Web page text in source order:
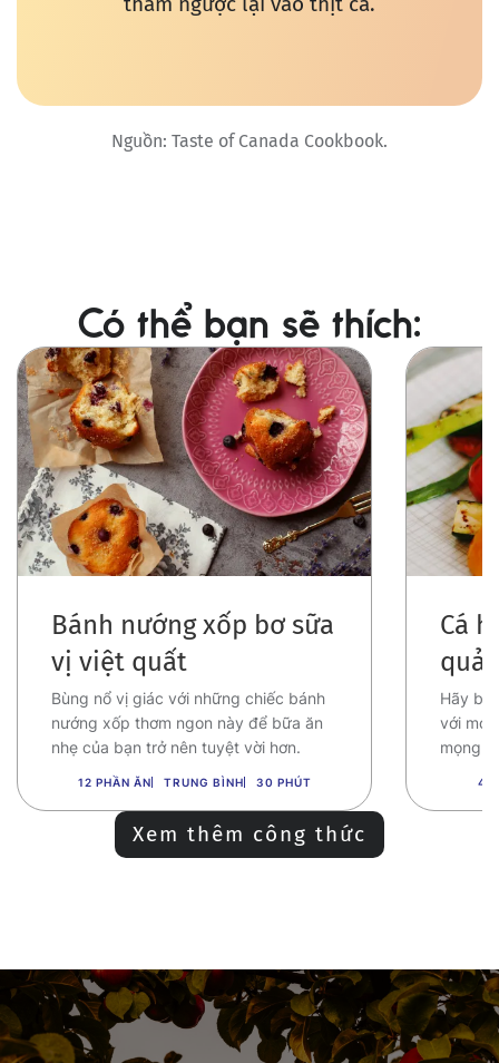
Nguồn: Taste of Canada Cookbook.
Có thể bạn sẽ thích:
Ảnh
Bánh nướng xốp bơ sữa
vị việt quất
Bùng nổ vị giác với những chiếc bánh
nướng xốp thơm ngon này để bữa ăn
nhẹ của bạn trở nên tuyệt vời hơn.
12 PHẦN ĂN TRUNG BÌNH 30 PHÚT
Ảnh
Cá
quả
Hãy
với
mọng
4
Xem thêm công thức